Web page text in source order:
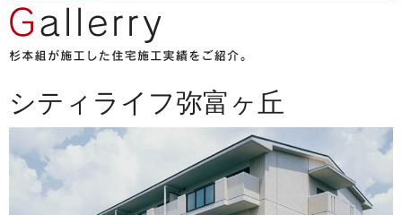
シティライフ弥富ヶ丘